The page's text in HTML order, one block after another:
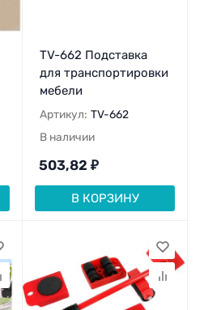
TV-662 Подставка
для транспортировки
мебели
Артикул: TV-662
В наличии
503,82 ₽
В КОРЗИНУ